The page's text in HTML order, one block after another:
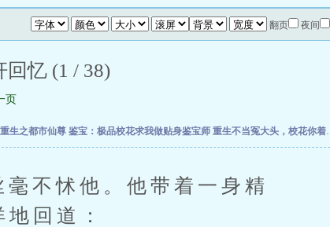
翻页 夜间
忆 (1 / 38)
页
重生之都市仙尊 鉴宝：极品校花求我做贴身鉴宝师 重生不当冤大头，校花你着急啥？
怵他。他带着一身精
回道：